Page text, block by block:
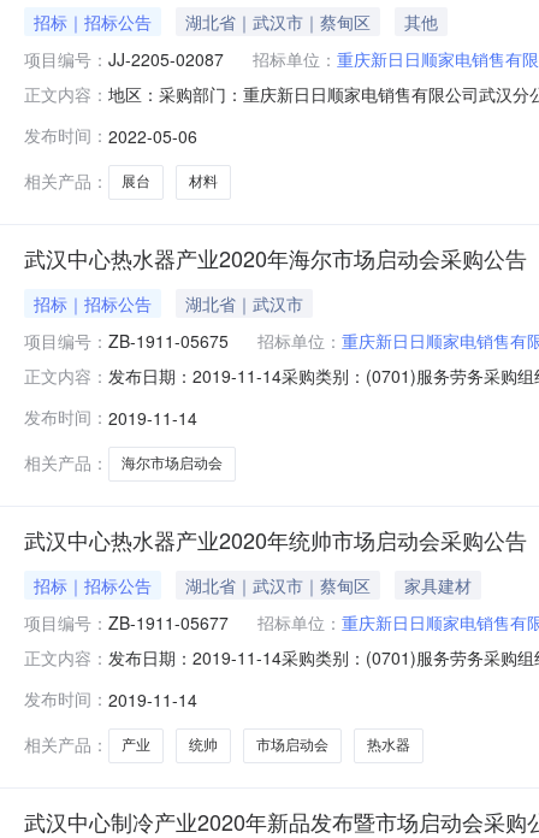
招标｜招标公告 湖北省｜武汉市｜蔡甸区
其他
项目编号： JJ-2205-02087 招标单位： 重庆新日日顺家电销售有
正文内容： 地区：采购部门：重庆新日日顺家电销售有限公司武汉
2、具有良好的商业信誉和健全的财务会计制度，没有处
未
发布时间： 2022-05-06
相关产品：
展台 材料
武汉中心热水器产业2020年海尔市场启动会采购公告
招标｜招标公告
湖北省｜武汉市
项目编号： ZB-1911-05675 招标单位： 重庆新日日顺家电销售有
正文内容： 发布日期：2019-11-14采购类别：(0701)服务劳务采购
间：物资名称及数量：请点击左下角物资明细表查看。
发布时间： 2019-11-14
相关产品：
海尔市场启动会
武汉中心热水器产业2020年统帅市场启动会采购公告
招标｜招标公告 湖北省｜武汉市｜蔡甸区
家具建材
项目编号： ZB-1911-05677 招标单位： 重庆新日日顺家电销售有
正文内容： 发布日期：2019-11-14采购类别：(0701)服务劳务采购
间：物资名称及数量：请点击左下角物资明细表查看。
发布时间： 2019-11-14
相关产品：
产业 统帅 市场启动会 热水器
武汉中心制冷产业2020年新品发布暨市场启动会采购